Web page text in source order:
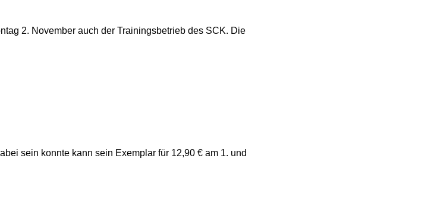
2. November auch der Trainingsbetrieb des SCK. Die
sein konnte kann sein Exemplar für 12,90 € am 1. und